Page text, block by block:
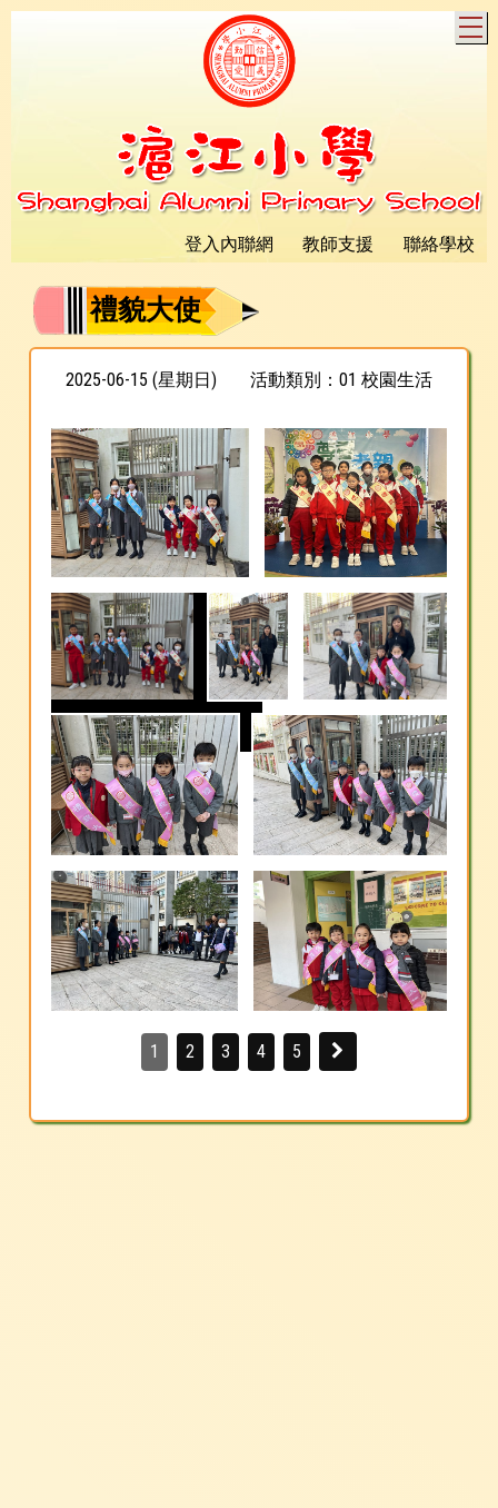
登入內聯網 教師支援 聯絡學校
禮貌大使
2025-06-15 (星期日) 活動類別：01 校園生活
1 2 3 4 5